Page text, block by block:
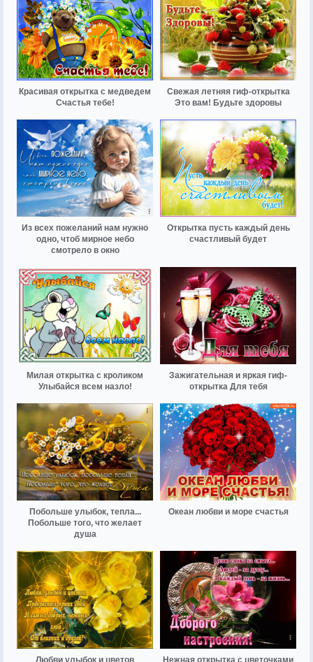
Красивая открытка с медведем
Счастья тебе!
Свежая летняя гиф-открытка
Это вам! Будьте здоровы
Из всех пожеланий нам нужно
одно, чтоб мирное небо
смотрело в окно
Открытка пусть каждый день
счастливый будет
Милая открытка с кроликом
Улыбайся всем назло!
Зажигательная и яркая гиф-
открытка Для тебя
Побольше улыбок, тепла...
Побольше того, что желает
душа
Океан любви и море счастья
Любви улыбок и цветов Нежная открытка с цветочками